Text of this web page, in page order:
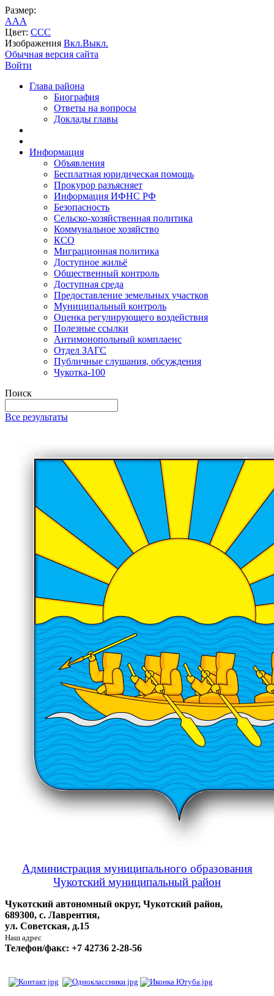
Размер:
AAA
Цвет: CCC
Изображения Вкл.Выкл.
Обычная версия сайта
Войти
Глава района
Биография
Ответы на вопросы
Доклады главы
Информация
Объявления
Бесплатная юридическая помощь
Прокурор разъясняет
Информация ИФНС РФ
Безопасность
Сельско-хозяйственная политика
Коммунальное хозяйство
КСО
Миграционная политика
Доступное жильё
Общественный контроль
Доступная среда
Предоставление земельных участков
Муниципальный контроль
Оценка регулирующего воздействия
Полезные ссылки
Антимонопольный комплаенс
Отдел ЗАГС
Публичные слушания, обсуждения
Чукотка-100
Поиск
Все результаты
Администрация муниципального образования
Чукотский муниципальный район
Чукотский автономный округ, Чукотский район,
689300, с. Лаврентия,
ул. Советская, д.15
Наш адрес
Телефон/факс: +7 42736 2-28-56